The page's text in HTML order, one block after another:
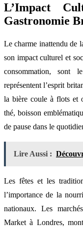
L’Impact
Gastronomie
Le charme inattendu de
son impact culturel et
consommation,
représentent l’esprit
la bière coule à flots et
thé, boisson
de pause dans le
Lire Aussi :
Les fêtes et les
l’importance de la
nationaux. Les
Market à Londres,